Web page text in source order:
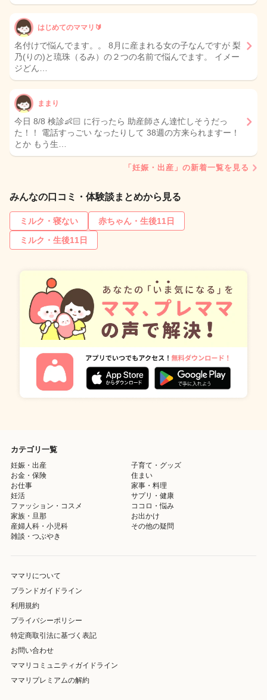
はじめてのママリ🔰
名付けで悩んでます。。 8月に産まれる女の子なんですが 梨
乃(りの)と琉珠（るみ）の２つの名前で悩んでます。 イメー
ジどん…
ままり
今日 8/8 検診👶🏻 に行ったら 助産師さん達忙しそうだっ
た！！ 電話すっごい なったりして 38週の方来られますー！
とか もう生…
「妊娠・出産」の新着一覧を見る
みんなの口コミ・体験談まとめから見る
ミルク・寝ない
赤ちゃん・生後11日
ミルク・生後11日
カテゴリ一覧
妊娠・出産
子育て・グッズ
お金・保険
住まい
お仕事
家事・料理
妊活
サプリ・健康
ファッション・コスメ
ココロ・悩み
家族・旦那
お出かけ
産婦人科・小児科
その他の疑問
雑談・つぶやき
ママリについて
ブランドガイドライン
利用規約
プライバシーポリシー
特定商取引法に基づく表記
お問い合わせ
ママリコミュニティガイドライン
ママリプレミアムの解約